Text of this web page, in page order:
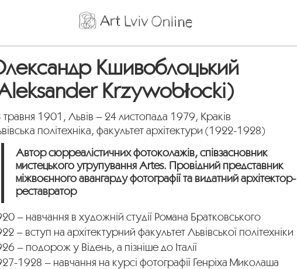
Кшивоблоцький
Krzywobłocki)
травня 1901, Львів – 24 листопада 1979, Краків
політехніка, факультет архітектури (1922-1928)
Автор сюрреалістичних фотоколажів, співзасновник
мистецького угрупування Artes. Провідний представник
міжвоєнного авангарду фотографії та видатний архітектор-
реставратор
– навчання в художній студії Романа Братковського
– вступ на архітектурний факультет Львівської політехніки
– подорож у Відень, а пізніше до Італії
1928 – навчання на курсі фотографії Генріха Миколаша